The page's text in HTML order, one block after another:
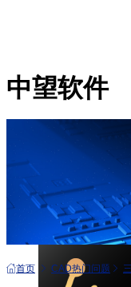
中望软件
中望CAD+
从工具到平台
首页 CAD热门问题